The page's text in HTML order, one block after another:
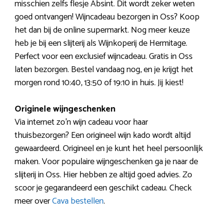
misschien zelfs flesje Absint. Dit wordt zeker weten
goed ontvangen! Wijncadeau bezorgen in Oss? Koop
het dan bij de online supermarkt. Nog meer keuze
heb je bij een slijterij als Wijnkoperij de Hermitage.
Perfect voor een exclusief wijncadeau. Gratis in Oss
laten bezorgen. Bestel vandaag nog, en je krijgt het
morgen rond 10:40, 13:50 of 19:10 in huis. Jij kiest!
Originele wijngeschenken
Via internet zo’n wijn cadeau voor haar
thuisbezorgen? Een origineel wijn kado wordt altijd
gewaardeerd. Origineel en je kunt het heel persoonlijk
maken. Voor populaire wijngeschenken ga je naar de
slijterij in Oss. Hier hebben ze altijd goed advies. Zo
scoor je gegarandeerd een geschikt cadeau. Check
meer overCava bestellen.